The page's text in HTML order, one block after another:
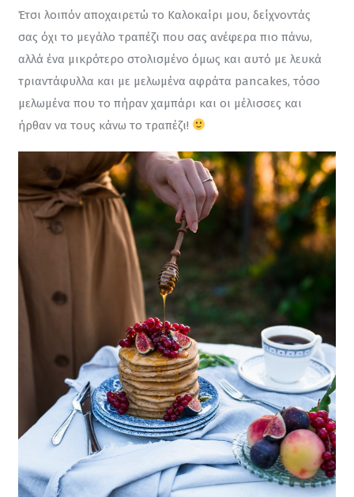
Έτσι λοιπόν αποχαιρετώ το Καλοκαίρι μου, δείχνοντάς
σας όχι το μεγάλο τραπέζι που σας ανέφερα πιο πάνω,
αλλά ένα μικρότερο στολισμένο όμως και αυτό με λευκά
τριαντάφυλλα και με μελωμένα αφράτα pancakes, τόσο
μελωμένα που το πήραν χαμπάρι και οι μέλισσες και
ήρθαν να τους κάνω το τραπέζι!